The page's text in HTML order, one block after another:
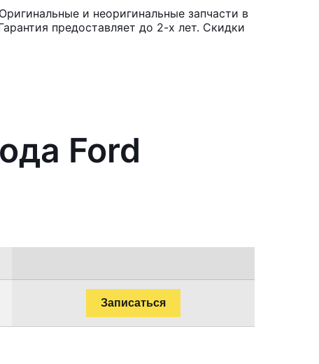
и неоригинальные запчасти в
предоставляет до 2-х лет. Скидки
Ford
Записаться